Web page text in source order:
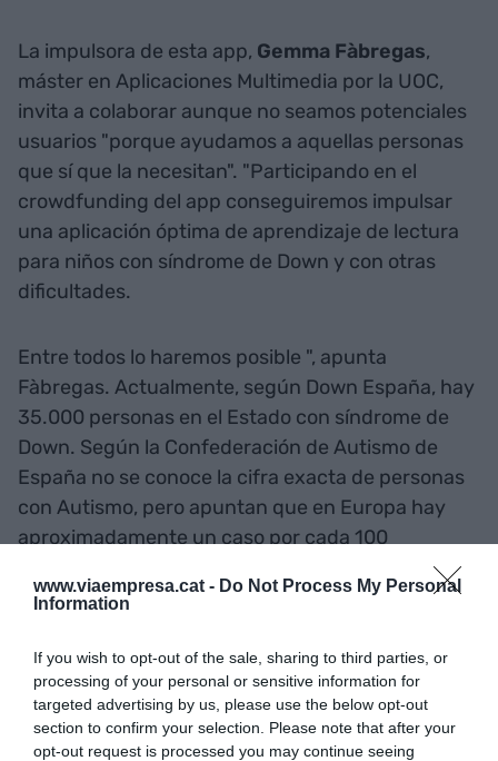
www.viaempresa.cat - Do Not Process My Personal
Information
If you wish to opt-out of the sale, sharing to third parties, or
processing of your personal or sensitive information for
targeted advertising by us, please use the below opt-out
section to confirm your selection. Please note that after your
opt-out request is processed you may continue seeing
La impulsora de esta app, Gemma Fàbregas,
máster en Aplicaciones Multimedia por la UOC,
invita a colaborar aunque no seamos potenciales
usuarios "porque ayudamos a aquellas personas
que sí que la necesitan". "Participando en el
crowdfunding del app conseguiremos impulsar
una aplicación óptima de aprendizaje de lectura
para niños con síndrome de Down y con otras
dificultades.
Entre todos lo haremos posible ", apunta
Fàbregas. Actualmente, según Down España, hay
35.000 personas en el Estado con síndrome de
Down. Según la Confederación de Autismo de
España no se conoce la cifra exacta de personas
con Autismo, pero apuntan que en Europa hay
aproximadamente un caso por cada 100
Añadir VIA Empresa como fuente preferida
de Google de forma gratuita
Mantente informado con las últimas noticias de
actualidad
ACTIVAR AHORA